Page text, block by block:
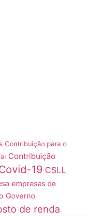
Contribuição para o
Contribuição
19 CSLL
empresas de
Governo
de renda